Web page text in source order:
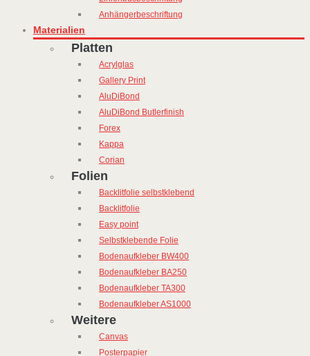
Anhängerbeschriftung
Materialien
Platten
Acrylglas
Gallery Print
AluDiBond
AluDiBond Butlerfinish
Forex
Kappa
Corian
Folien
Backlitfolie selbstklebend
Backlitfolie
Easy point
Selbstklebende Folie
Bodenaufkleber BW400
Bodenaufkleber BA250
Bodenaufkleber TA300
Bodenaufkleber AS1000
Weitere
Canvas
Posterpapier